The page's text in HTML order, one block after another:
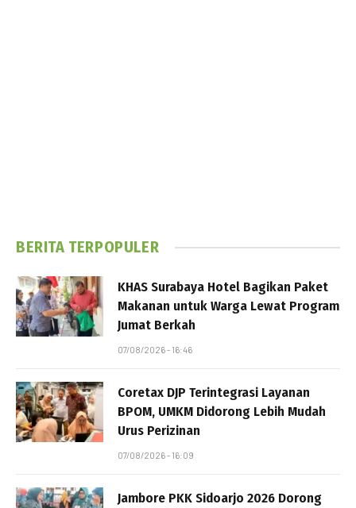
BERITA TERPOPULER
KHAS Surabaya Hotel Bagikan Paket
Makanan untuk Warga Lewat Program
Jumat Berkah
07/08/2026 - 16:46
Coretax DJP Terintegrasi Layanan
BPOM, UMKM Didorong Lebih Mudah
Urus Perizinan
07/08/2026 - 16:09
Jambore PKK Sidoarjo 2026 Dorong